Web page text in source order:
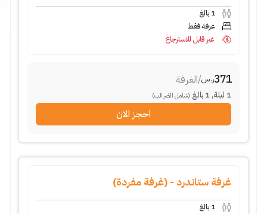
1 بالغ
غرفة فقط
غير قابل للاسترجاع
371ر.س/الغرفة
1 ليلة,
1 بالغ (شامل الضرائب)
احجز الان
غرفة ستاندرد - (غرفة مفردة)
1 بالغ